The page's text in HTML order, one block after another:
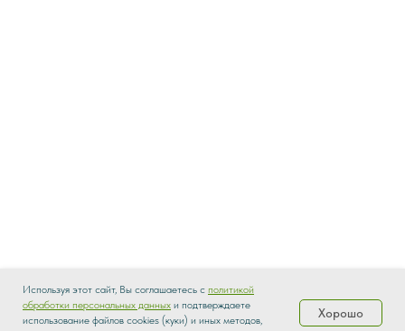
Используя этот сайт, Вы соглашаетесь с политикой
обработки персональных данных и подтверждаете
использование файлов cookies (куки) и иных методов,
Хорошо